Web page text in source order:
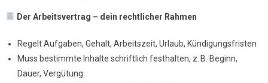
Der Arbeitsvertrag – dein rechtlicher Rahmen
Regelt Aufgaben, Gehalt, Arbeitszeit, Urlaub, Kündigungsfristen
Muss bestimmte Inhalte schriftlich festhalten, z. B. Beginn,
Dauer, Vergütung